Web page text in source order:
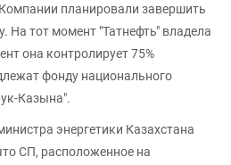
планировали завершить
На тот момент "Татнефть" владела
она контролирует 75%
фонду национального
Казына".
энергетики Казахстана
СП, расположенное на